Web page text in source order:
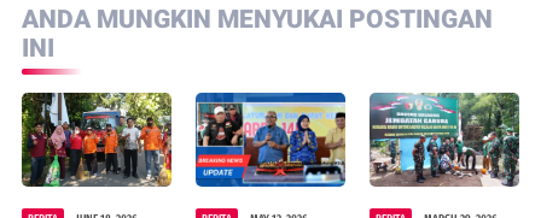
ANDA MUNGKIN MENYUKAI POSTINGAN
INI